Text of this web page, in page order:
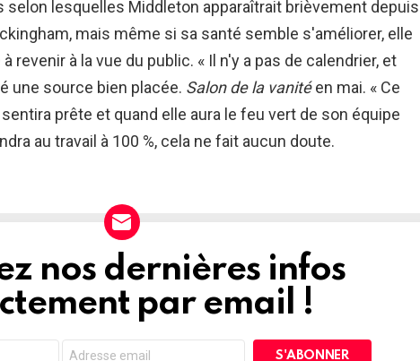
selon lesquelles Middleton apparaîtrait brièvement depuis
mais même si sa santé semble s'améliorer, elle
revenir à la vue du public. « Il n'y a pas de calendrier, et
une source bien placée. Salon de la vanitéen mai. « Ce
prête et quand elle aura le feu vert de son équipe
au travail à 100 %, cela ne fait aucun doute.
nos dernières infos
par email !